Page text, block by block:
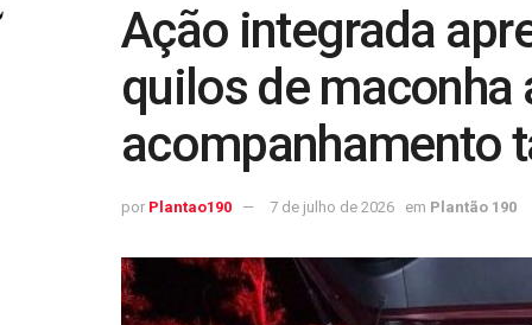
Ação integrada
quilos de maconha
acompanhamento
por Plantao190 7 de julho de 2026 em Plantão 190